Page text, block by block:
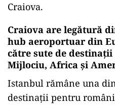
Craiova.
Craiova are legătură
hub aeroportuar din
către sute de
Mijlociu, Africa și
Istanbul rămâne una
destinații pentru